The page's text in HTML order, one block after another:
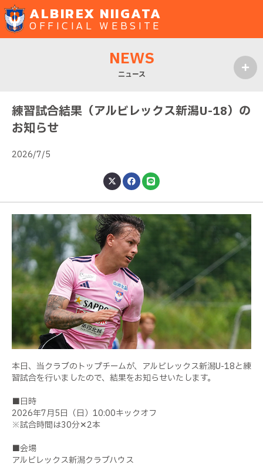
ALBIREX NIIGATA
OFFICIAL WEBSITE
NEWS
ニュース
練習試合結果（アルビレックス新潟U-18）の
お知らせ
2026/7/5
本日、当クラブのトップチームが、アルビレックス新潟U-18と練
習試合を行いましたので、結果をお知らせいたします。
■日時
2026年7月5日（日）10:00キックオフ
※試合時間は30分✕2本
■会場
アルビレックス新潟クラブハウス